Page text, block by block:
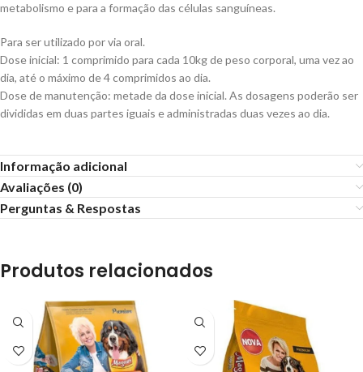
metabolismo e para a formação das células sanguíneas.
Para ser utilizado por via oral.
Dose inicial: 1 comprimido para cada 10kg de peso corporal, uma vez ao
dia, até o máximo de 4 comprimidos ao dia.
Dose de manutenção: metade da dose inicial. As dosagens poderão ser
divididas em duas partes iguais e administradas duas vezes ao dia.
Informação adicional
Avaliações (0)
Perguntas & Respostas
Produtos relacionados